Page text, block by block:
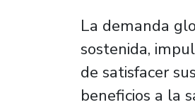
La demanda
sostenida,
de satisfacer
beneficios a la